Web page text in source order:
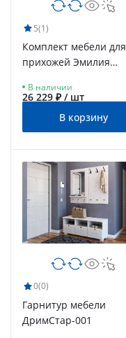
5(1)
Комплект мебели для
прихожей Эмилия
керамика
В наличии
26 229 ₽ / шт
В корзину
0(0)
Гарнитур мебели
ДримСтар-001